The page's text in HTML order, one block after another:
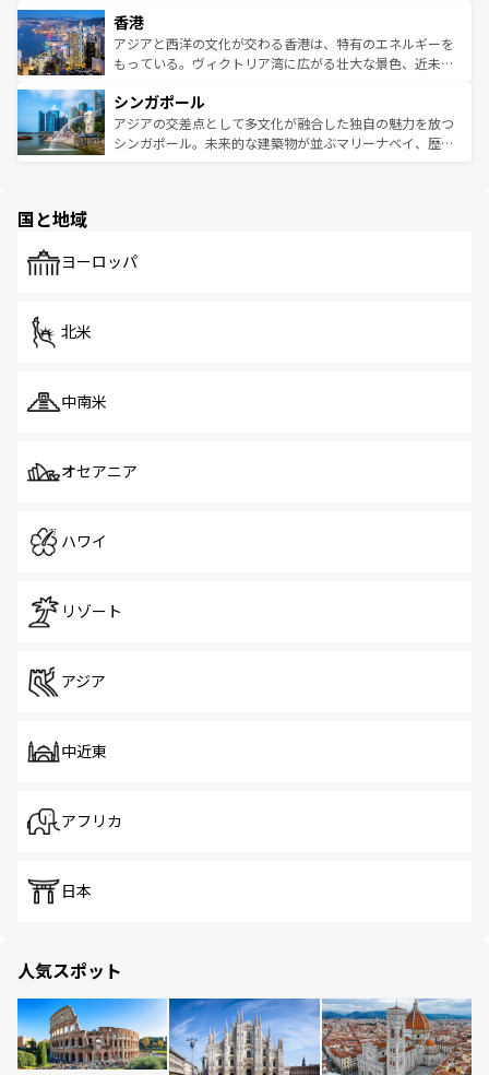
とつ。フォーやバインミー、ベトナムコーヒーなどは、ぜ
ひ現地で味わいたい。どの地域を訪れてもあたたかい人々
が旅行者を迎えてくれるので、きっと忘れられない旅にな
参照してほしい。
の活気が交差している。北部ではチェンマイなどの山岳地
帯で自然と触れ合い、南部ではプーケットやクラビの美し
いビーチでリゾート気分を楽しむことができる。タイ料理
激する。気候は一年中温暖で、どの季節にも異なる楽しみ
が待っている。親しみやすいタイの人々、仏教を中心とし
た文化、そして多様な観光資源が、訪れる旅人を魅了し続
香港
アジアと西洋の文化が交わる香港は、特有のエネルギーを
もっている。ヴィクトリア湾に広がる壮大な景色、近未来
み、どこを訪れても感動するはず。観光スポットが密集し
ており、効率よく見どころを回れるのも魅力。息をのむよ
うな絶景から文化的な体験まで、香港を存分に楽しみ尽く
シンガポール
アジアの交差点として多文化が融合した独自の魅力を放つ
シンガポール。未来的な建築物が並ぶマリーナベイ、歴史
で、ホーカーズは地元の風情を楽しめる外せないスポット
国と地域
ヨーロッパ
北米
中南米
オセアニア
ハワイ
リゾート
アジア
中近東
アフリカ
日本
人気スポット